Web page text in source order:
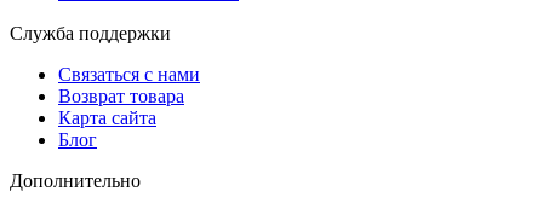
Служба поддержки
Связаться с нами
Возврат товара
Карта сайта
Блог
Дополнительно